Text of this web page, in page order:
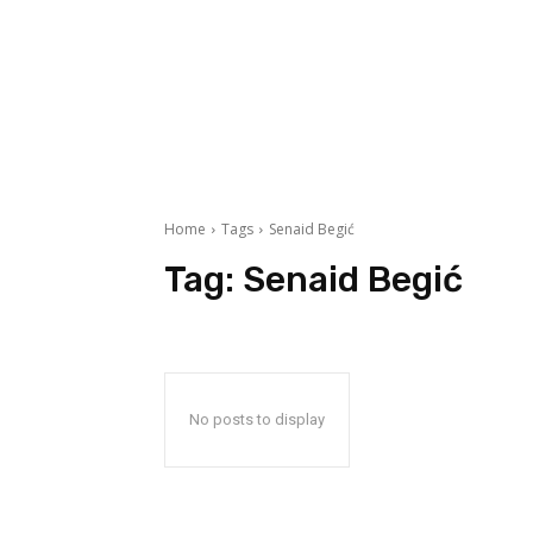
Home Tags Senaid Begić
Tag: Senaid Begić
No posts to display